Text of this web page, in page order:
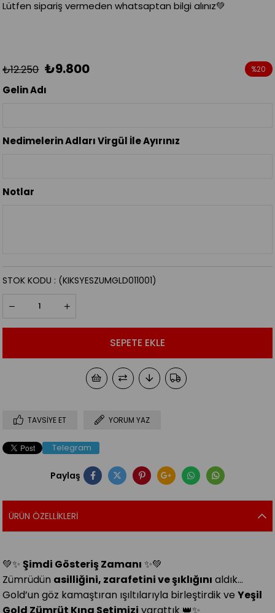
Lütfen sipariş vermeden whatsaptan bilgi alınız💚
₺12.250 ₺9.800 %20
Gelin Adı
Nedimelerin Adları Virgül İle Ayırınız
Notlar
(KIKSYESZUMGLD011001)
STOK KODU
TAVSIYE ET YORUM YAZ
Telegram
Paylaş
ÜRÜN ÖZELLIKLERI
💚✨Şimdi Gösteriş Zamanı ✨💚
Zümrüdün asilliğini, zarafetini ve şıklığını aldık…
Gold’un göz kamaştıran ışıltılarıyla birleştirdik veYeşil